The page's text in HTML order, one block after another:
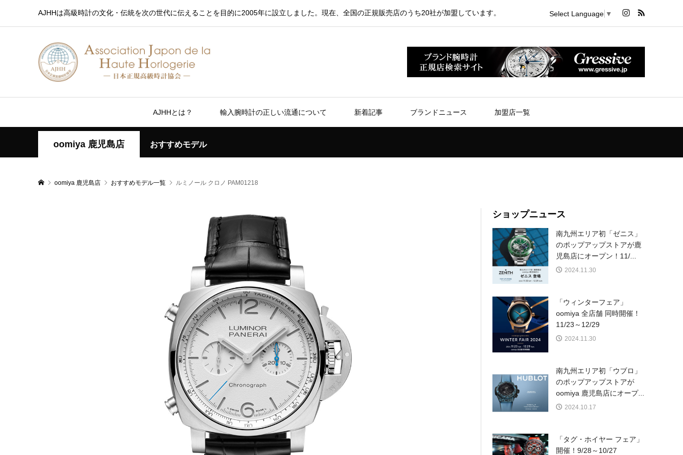
AJHHは高級時計の文化・伝統を次の世代に伝えることを目的に2005年に設立しました。現在、全国の正規販売店のうち20社が加盟しています。 Select Language ▼
AJHHとは？ 輸入腕時計の正しい流通について 新着記事 ブランドニュース 加盟店一覧
oomiya 鹿児島店 おすすめモデル
oomiya 鹿児島店 おすすめモデル一覧 ルミノール クロノ PAM01218
ショップニュース
南九州エリア初「ゼニス」
のポップアップストアが鹿
児島店にオープン！11/...
2024.11.30
「ウィンターフェア」
oomiya 全店舗 同時開催！
11/23～12/29
2024.11.30
南九州エリア初「ウブロ」
のポップアップストアが
oomiya 鹿児島店にオープ...
2024.10.17
「タグ・ホイヤー フェア」
開催！9/28～10/27